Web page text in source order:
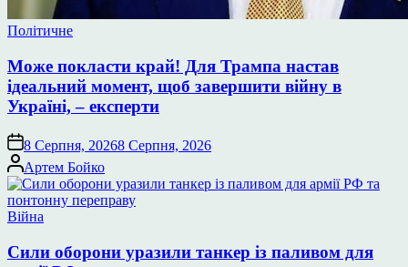
Опублікувати
Політичне
Може покласти край! Для Трампа настав
ідеальний момент, щоб завершити війну в
Україні, – експерти
8 Серпня, 20268 Серпня, 2026
Опубліковано
Артем Бойко
Опублікувати
Війна
Сили оборони уразили танкер із паливом для